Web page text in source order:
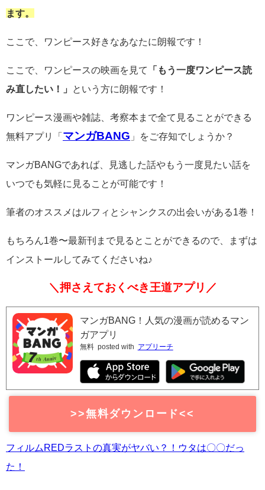
ます。
ここで、ワンピース好きなあなたに朗報です！
ここで、ワンピースの映画を見て
「もう一度ワンピース読
み直したい！」
という方に朗報です！
ワンピース漫画や雑誌、考察本まで全て見ることができる
無料アプリ「 マンガBANG 」をご存知でしょうか？
マンガBANGであれば、見逃した話やもう一度見たい話を
いつでも気軽に見ることが可能です！
筆者のオススメはルフィとシャンクスの出会いがある1巻！
もちろん1巻〜最新刊まで見るとことができるので、まずは
インストールしてみてくださいね♪
＼押さえておくべき王道アプリ／
マンガBANG！人気の漫画が読めるマン
ガアプリ
無料 posted with アプリーチ
>>無料ダウンロード<<
フィルムREDラストの真実がヤバい？！ウタは〇〇だっ
た！